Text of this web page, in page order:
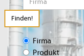
Finden!
Firma
Produkt